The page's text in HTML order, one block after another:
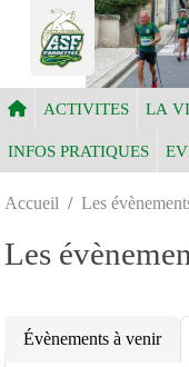
ACTIVITES LA
INFOS PRATIQUES
Accueil Les
Les
Évènements à venir
Panneau de gestion des